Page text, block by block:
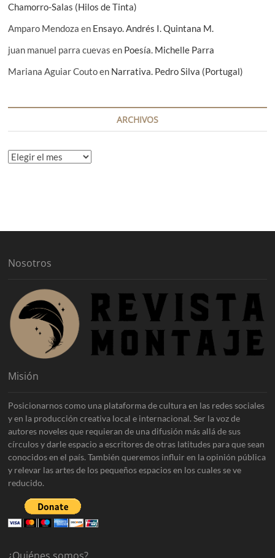
Chamorro-Salas (Hilos de Tinta)
Amparo Mendoza en Ensayo. Andrés I. Quintana M.
juan manuel parra cuevas en Poesía. Michelle Parra
Mariana Aguiar Coutoen Narrativa. Pedro Silva (Portugal)
ARCHIVOS
A
Nosotros
Misión
Posicionarnos como una plataforma de cultura en las redes sociales
y en la producción creativa local e internacional. Ser la voz de
autores noveles que requieran de una difusión más allá de sus
círculos y darle espacio a escritores de otras latitudes para que sean
conocidos en el país. También queremos influir en la opinión pública
y relevar las artes de los pequeños espacios en los cuales se ve
reducido.